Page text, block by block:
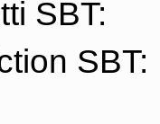
SBT:
SBT: